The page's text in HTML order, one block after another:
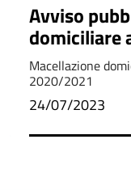
Avviso
domiciliare
2020/2021
Macellazione
2020/2021
24/07/2023